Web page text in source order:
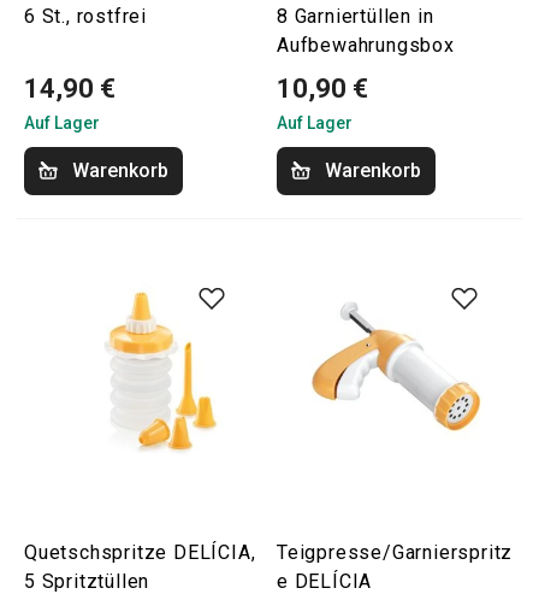
6 St., rostfrei
14,90 €
Auf Lager
Warenkorb
8 Garniertüllen in
Aufbewahrungsbox
10,90 €
Auf Lager
Warenkorb
Quetschspritze DELÍCIA,
5 Spritztüllen
Teigpresse/Garnierspritz
e DELÍCIA